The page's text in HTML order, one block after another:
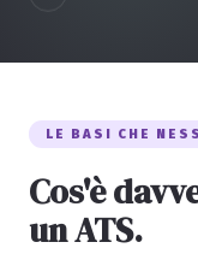
LE BASI CHE
Cos'è
un ATS.